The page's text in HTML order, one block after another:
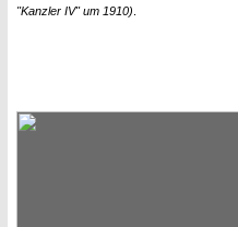
"Kanzler IV" um 1910)